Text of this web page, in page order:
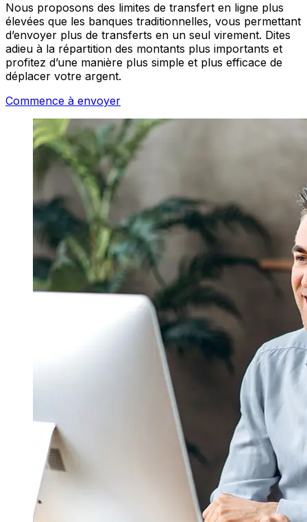
Nous proposons des limites de transfert en ligne plus
élevées que les banques traditionnelles, vous permettant
d’envoyer plus de transferts en un seul virement. Dites
adieu à la répartition des montants plus importants et
profitez d’une manière plus simple et plus efficace de
déplacer votre argent.
Commence à envoyer